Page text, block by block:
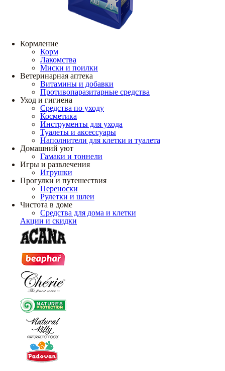
Кормление
Корм
Лакомства
Миски и поилки
Ветеринарная аптека
Витамины и добавки
Противопаразитарные средства
Уход и гигиена
Средства по уходу
Косметика
Инструменты для ухода
Туалеты и аксессуары
Наполнители для клетки и туалета
Домашний уют
Гамаки и тоннели
Игры и развлечения
Игрушки
Прогулки и путешествия
Переноски
Рулетки и шлеи
Чистота в доме
Средства для дома и клетки
Акции и скидки